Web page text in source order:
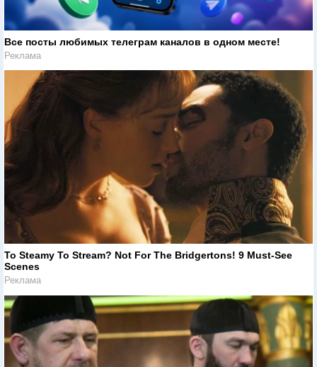
Все посты любимых телеграм каналов в одном месте!
Реклама
To Steamy To Stream? Not For The Bridgertons! 9 Must-See
Scenes
Реклама